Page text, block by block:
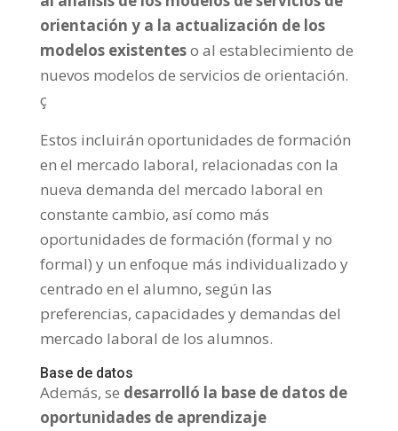
orientación y a la actualización de los
modelos existenteso al establecimiento de
nuevos modelos de servicios de orientación.
ç
Estos incluirán oportunidades de formación
en el mercado laboral, relacionadas con la
nueva demanda del mercado laboral en
constante cambio, así como más
oportunidades de formación (formal y no
formal) y un enfoque más individualizado y
centrado en el alumno, según las
preferencias, capacidades y demandas del
mercado laboral de los alumnos.
Base de datos
Además, se desarrolló la base de datos de
oportunidades de aprendizaje